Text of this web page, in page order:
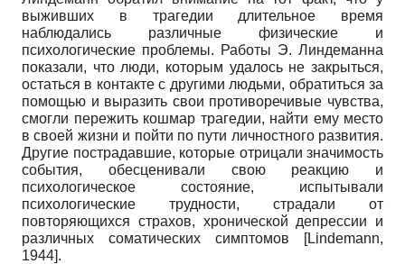
выживших в трагедии длительное время
наблюдались различные физические и
психологические проблемы. Работы Э. Линдеманна
показали, что люди, которым удалось не закрыться,
остаться в контакте с другими людьми, обратиться за
помощью и выразить свои противоречивые чувства,
смогли пережить кошмар трагедии, найти ему место
в своей жизни и пойти по пути личностного развития.
Другие пострадавшие, которые отрицали значимость
события, обесценивали свою реакцию и
психологическое состояние, испытывали
психологические трудности, страдали от
повторяющихся страхов, хронической депрессии и
различных соматических симптомов
[Lindemann,
1944].